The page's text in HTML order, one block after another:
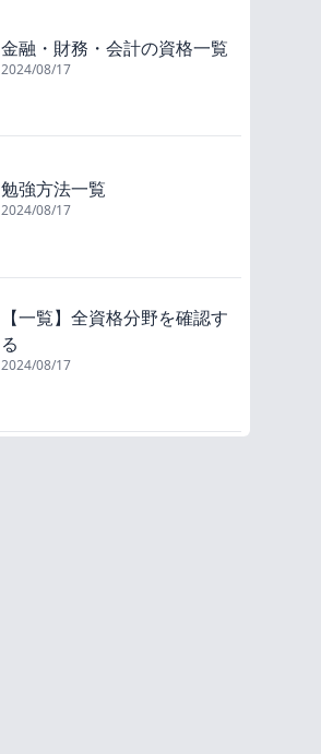
金融・財務・会計の資格一覧
2024/08/17
勉強方法一覧
2024/08/17
【一覧】全資格分野を確認す
る
2024/08/17